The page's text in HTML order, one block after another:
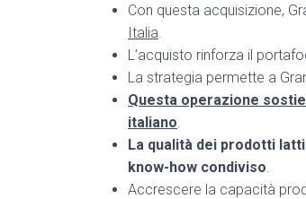
Con questa acquisizione,
Italia.
L’acquisto rinforza il
La strategia permette a
Questa operazione
italiano.
La qualità dei prodotti
know-how condiviso.
Accrescere la capacità